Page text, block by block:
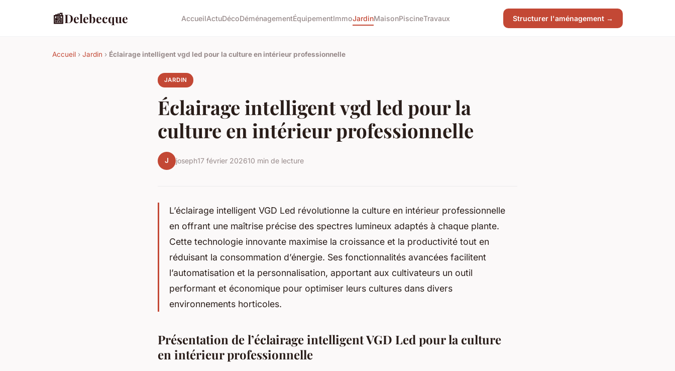
📰Delebecque AccueilActuDécoDéménagementÉquipementImmoJardinMaisonPiscineTravaux Structurer l'aménagement →
Accueil › Jardin › Éclairage intelligent vgd led pour la culture en intérieur professionnelle
JARDIN
Éclairage intelligent vgd led pour la
culture en intérieur professionnelle
J joseph17 février 202610 min de lecture
L’éclairage intelligent VGD Led révolutionne la culture en intérieur professionnelle
en offrant une maîtrise précise des spectres lumineux adaptés à chaque plante.
Cette technologie innovante maximise la croissance et la productivité tout en
réduisant la consommation d’énergie. Ses fonctionnalités avancées facilitent
l’automatisation et la personnalisation, apportant aux cultivateurs un outil
performant et économique pour optimiser leurs cultures dans divers
environnements horticoles.
Présentation de l’éclairage intelligent VGD Led pour la culture
en intérieur professionnelle